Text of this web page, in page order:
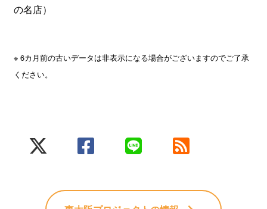
の名店）
※ 6カ月前の古いデータは非表示になる場合がございますのでご了承
ください。